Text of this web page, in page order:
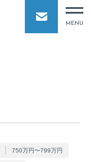
MENU
750万円〜799万円